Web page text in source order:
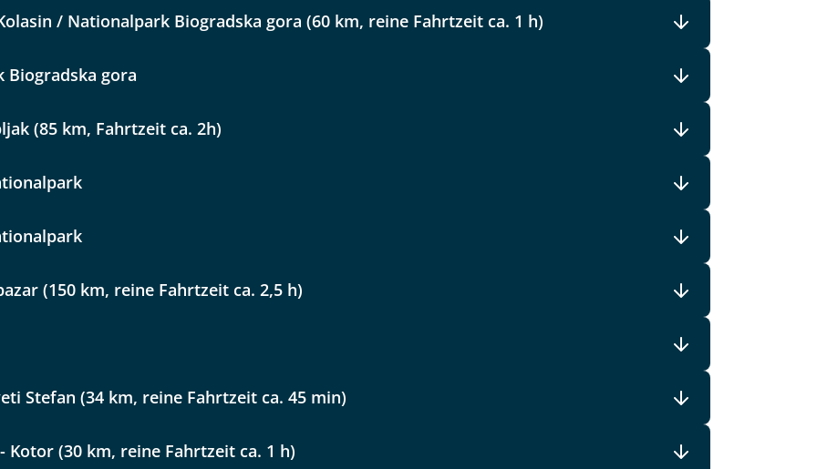
Highlights
/ Nationalpark Biogradska gora (60 km, reine Fahrtzeit ca. 1 h)
Biogradska gora
(85 km, Fahrtzeit ca. 2h)
(150 km, reine Fahrtzeit ca. 2,5 h)
Stefan (34 km, reine Fahrtzeit ca. 45 min)
Kotor (30 km, reine Fahrtzeit ca. 1 h)